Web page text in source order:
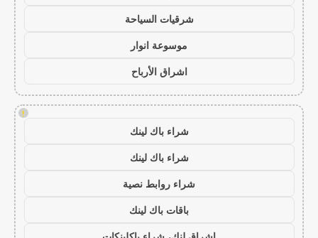
شرقيات السياحة
موسوعة انوار
اشراق الأرباح
!
شراء باك لينك
شراء باك لينك
شراء روابط نصية
باقات باك لينك